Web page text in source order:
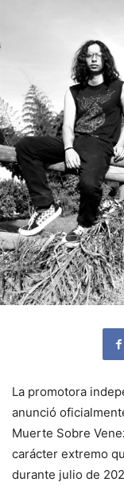
La promotora
anunció
Muerte Sobre
carácter extremo
durante julio de